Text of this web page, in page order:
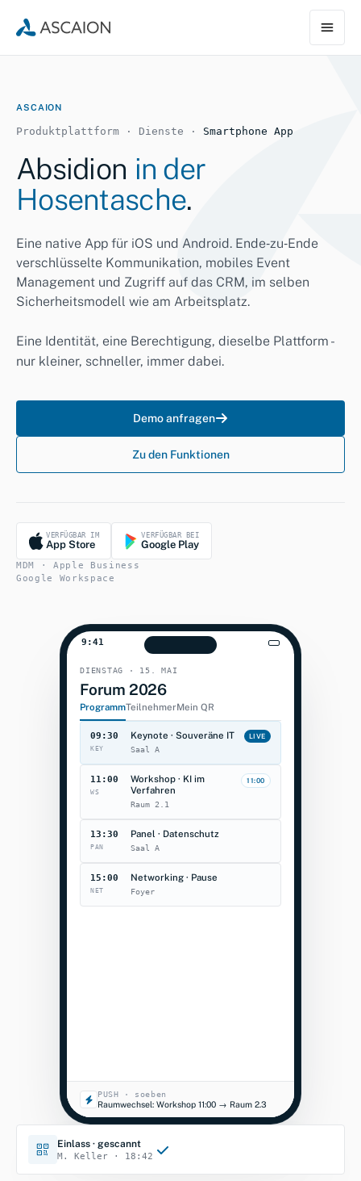
ASCAION
Produktplattform · Dienste · Smartphone App
Absidion in der
Hosentasche.
Eine native App für iOS und Android. Ende‑zu‑Ende
verschlüsselte Kommunikation, mobiles Event
Management und Zugriff auf das CRM, im selben
Sicherheitsmodell wie am Arbeitsplatz.
Eine Identität, eine Berechtigung, dieselbe Plattform -
nur kleiner, schneller, immer dabei.
Demo anfragen
Zu den Funktionen
VERFÜGBAR IM
App Store
VERFÜGBAR BEI
Google Play
MDM · Apple Business
Google Workspace
9:41
DIENSTAG · 15. MAI
Forum 2026
ProgrammTeilnehmerMein QR
09:30
KEY
Keynote · Souveräne IT
Saal A
LIVE
11:00
WS
Workshop · KI im
Verfahren
Raum 2.1
11:00
13:30
PAN
Panel · Datenschutz
Saal A
15:00
NET
Networking · Pause
Foyer
PUSH · soeben
Raumwechsel: Workshop 11:00 → Raum 2.3
Einlass · gescannt
M. Keller · 18:42